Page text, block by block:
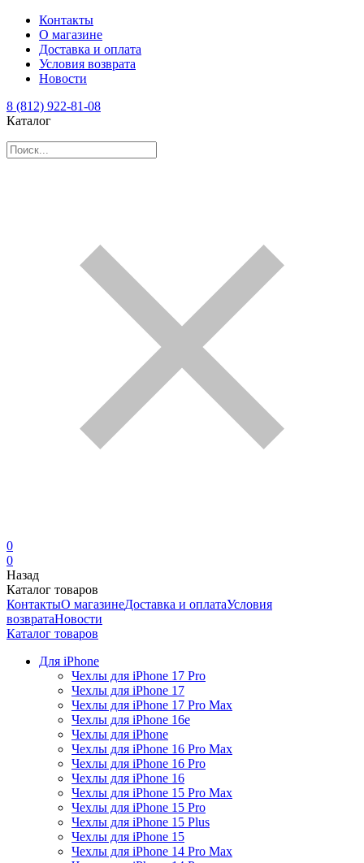
Контакты
О магазине
Доставка и оплата
Условия возврата
Новости
8 (812) 922-81-08
Каталог
0
0
Назад
Каталог товаров
КонтактыО магазинеДоставка и оплатаУсловия
возвратаНовости
Каталог товаров
Для iPhone
Чехлы для iPhone 17 Pro
Чехлы для iPhone 17
Чехлы для iPhone 17 Pro Max
Чехлы для iPhone 16e
Чехлы для iPhone
Чехлы для iPhone 16 Pro Max
Чехлы для iPhone 16 Pro
Чехлы для iPhone 16
Чехлы для iPhone 15 Pro Max
Чехлы для iPhone 15 Pro
Чехлы для iPhone 15 Plus
Чехлы для iPhone 15
Чехлы для iPhone 14 Pro Max